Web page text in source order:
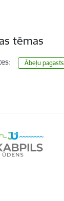
tēmas
Ābeļu pagasts